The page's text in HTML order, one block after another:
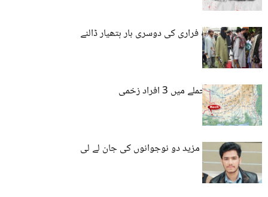
مبینہ سرنڈر شدہ فراری کی دوسری بار ہتھیار ڈالنے
کی تقریب۔
کیچ : دستی بم حملے میں 3 افراد زخمی
خضدار کینسر نے مزید دو نوجوانوں کی جان لے لی